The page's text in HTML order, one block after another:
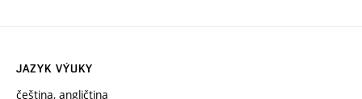
JAZYK VÝUKY
čeština, angličtina